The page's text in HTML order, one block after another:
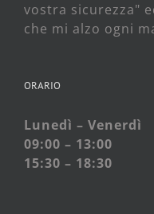
vostra sicurezza"
che mi alzo ogni
ORARIO
Lunedì – Venerdì
09:00 – 13:00
15:30 – 18:30